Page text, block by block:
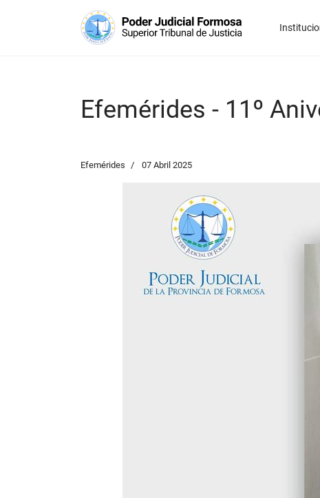
Efemérides - 11º
Efemérides 07 Abril 2025